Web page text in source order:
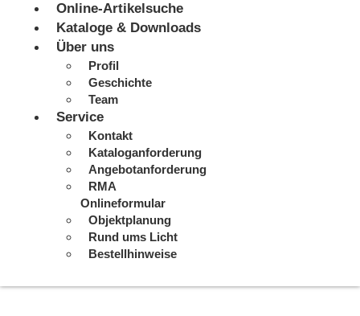
Online-Artikelsuche
Kataloge & Downloads
Über uns
Profil
Geschichte
Team
Service
Kontakt
Kataloganforderung
Angebotanforderung
RMA
Onlineformular
Objektplanung
Rund ums Licht
Bestellhinweise